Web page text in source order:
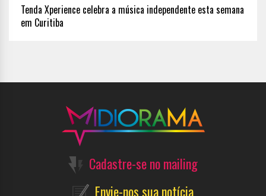
Tenda Xperience celebra a música independente esta semana
em Curitiba
Cadastre-se no mailing
Envie-nos sua notícia